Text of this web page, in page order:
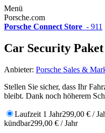
Menü
Porsche.com
Porsche Connect Store - 911
Car Security Paket
Anbieter: Porsche Sales &
Stellen Sie sicher, dass Ihr
bleibt. Dank noch höherem
Laufzeit 1 Jahr299,00 € /
kündbar299,00 € / Jahr